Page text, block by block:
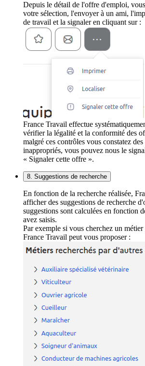
Depuis le détail de l'offre d'emploi,
votre sélection, l'envoyer à un ami,
de travail et la signaler en cliquant sur :
France Travail effectue
vérifier la légalité et la conformité des
malgré ces contrôles vous constatez
inappropriés, vous pouvez nous le
« Signaler cette offre ».
8. Suggestions de recherche
En fonction de la recherche réalisée,
afficher des suggestions de recherche
suggestions sont calculées en fonction
avez saisis.
Par exemple si vous cherchez un
France Travail peut vous proposer :